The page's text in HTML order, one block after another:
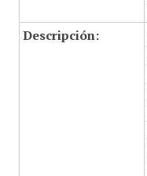
Descripción: